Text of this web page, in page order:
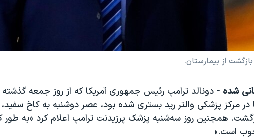
از بیمارستان.
شده -دونالد ترامپ رئیس جمهوری آمریکا که از روز جمعه گذشته
در مرکز پزشکی والتر رید بستری شده بود، عصر دوشنبه به کاخ
همچنین روز سه‌شنبه پزشک پرزیدنت ترامپ اعلام کرد «به طور
است.»